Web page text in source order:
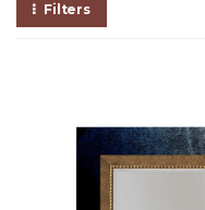
Filters